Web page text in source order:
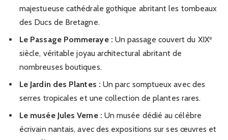
majestueuse cathédrale gothique abritant les tombeaux
des Ducs de Bretagne.
Le Passage Pommeraye : Un passage couvert du XIXᵉ
siècle, véritable joyau architectural abritant de
nombreuses boutiques.
Le Jardin des Plantes : Un parc somptueux avec des
serres tropicales et une collection de plantes rares.
Le musée Jules Verne : Un musée dédié au célèbre
écrivain nantais, avec des expositions sur ses œuvres et